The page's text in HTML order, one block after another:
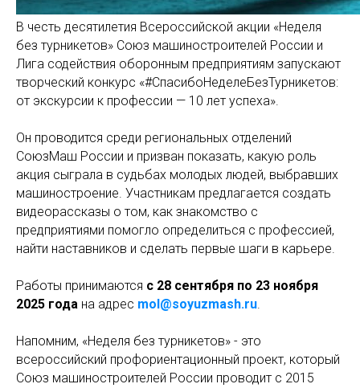
В честь десятилетия Всероссийской акции «Неделя
без турникетов» Союз машиностроителей России и
Лига содействия оборонным предприятиям запускают
творческий конкурс «#СпасибоНеделеБезТурникетов:
от экскурсии к профессии — 10 лет успеха».
Он проводится среди региональных отделений
СоюзМаш России и призван показать, какую роль
акция сыграла в судьбах молодых людей, выбравших
машиностроение. Участникам предлагается создать
видеорассказы о том, как знакомство с
предприятиями помогло определиться с профессией,
найти наставников и сделать первые шаги в карьере.
Работы принимаются с 28 сентября по 23 ноября
2025 года на адрес mol@soyuzmash.ru.
Напомним, «Неделя без турникетов» - это
всероссийский профориентационный проект, который
Союз машиностроителей России проводит с 2015